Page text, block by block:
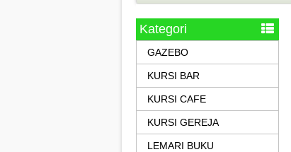
Kategori
GAZEBO
KURSI BAR
KURSI CAFE
KURSI GEREJA
LEMARI BUKU